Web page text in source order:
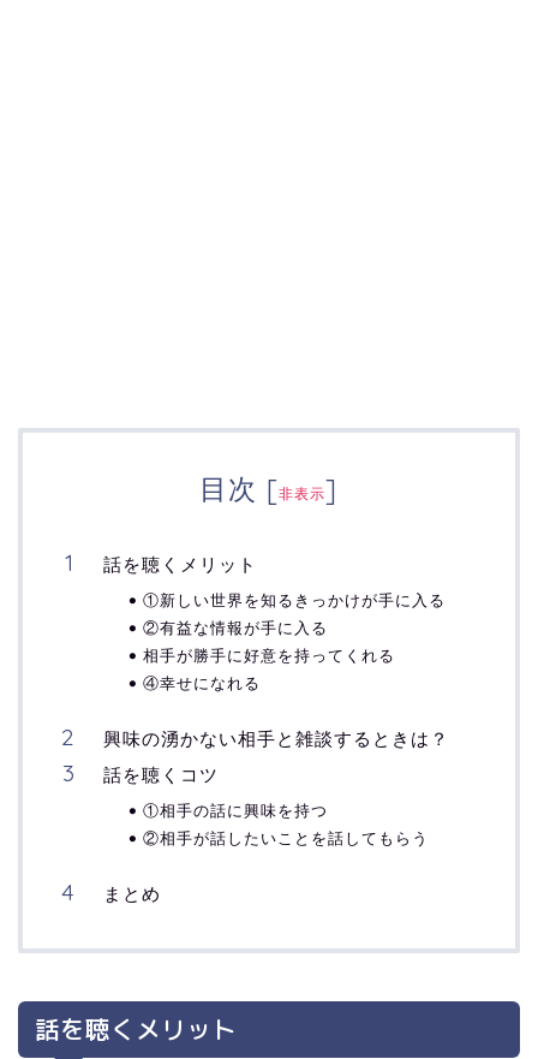
目次 [非表示]
話を聴くメリット
①新しい世界を知るきっかけが手に入る
②有益な情報が手に入る
相手が勝手に好意を持ってくれる
④幸せになれる
興味の湧かない相手と雑談するときは？
話を聴くコツ
①相手の話に興味を持つ
②相手が話したいことを話してもらう
まとめ
話を聴くメリット